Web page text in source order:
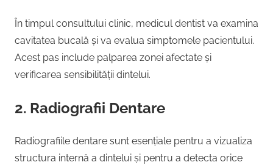
În timpul consultului clinic, medicul dentist va examina
cavitatea bucală și va evalua simptomele pacientului.
Acest pas include palparea zonei afectate și
verificarea sensibilității dintelui.
2. Radiografii Dentare
Radiografiile dentare sunt esențiale pentru a vizualiza
structura internă a dintelui și pentru a detecta orice